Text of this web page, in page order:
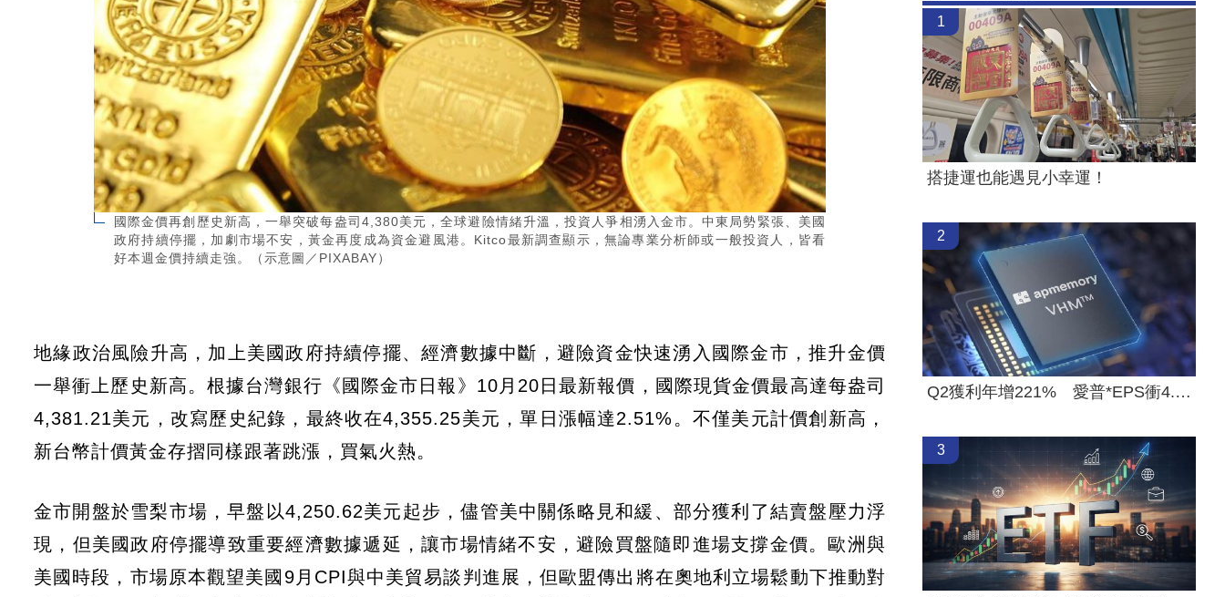
國際金價再創歷史新高，一舉突破每盎司4,380美元，全球避險情緒升溫，投資人爭相湧入金市。中東局勢緊張、美國
政府持續停擺，加劇市場不安，黃金再度成為資金避風港。Kitco最新調查顯示，無論專業分析師或一般投資人，皆看
好本週金價持續走強。（示意圖／PIXABAY）
地緣政治風險升高，加上美國政府持續停擺、經濟數據中斷，避險資金快速湧入國際金市，推升金價
一舉衝上歷史新高。根據台灣銀行《國際金市日報》10月20日最新報價，國際現貨金價最高達每盎司
4,381.21美元，改寫歷史紀錄，最終收在4,355.25美元，單日漲幅達2.51%。不僅美元計價創新高，
新台幣計價黃金存摺同樣跟著跳漲，買氣火熱。
金市開盤於雪梨市場，早盤以4,250.62美元起步，儘管美中關係略見和緩、部分獲利了結賣盤壓力浮
現，但美國政府停擺導致重要經濟數據遞延，讓市場情緒不安，避險買盤隨即進場支撐金價。歐洲與
美國時段，市場原本觀望美國9月CPI與中美貿易談判進展，但歐盟傳出將在奧地利立場鬆動下推動對
1
搭捷運也能遇見小幸運！
2
Q2獲利年增221% 愛普*EPS衝4.18元！
3